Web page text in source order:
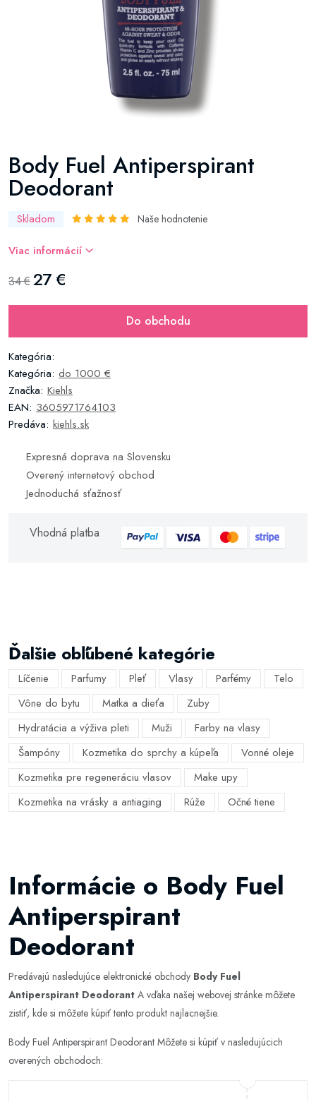
Body Fuel Antiperspirant
Deodorant
Skladom Naše hodnotenie
Viac informácií
34 €27 €
Do obchodu
Kategória:
Kategória: do 1000 €
Značka: Kiehls
EAN: 3605971764103
Predáva: kiehls.sk
Expresná doprava na Slovensku
Overený internetový obchod
Jednoduchá sťažnosť
Vhodná platba
Ďalšie obľúbené kategórie
Líčenie Parfumy Pleť Vlasy Parfémy
Telo
Vône do bytu
Matka a dieťa
Zuby
Hydratácia a výživa pleti
Muži
Farby na vlasy
Šampóny
Kozmetika do sprchy a kúpeľa
Vonné oleje
Kozmetika pre regeneráciu vlasov
Make upy
Kozmetika na vrásky a antiaging
Rúže Očné tiene
Informácie o Body Fuel
Antiperspirant
Deodorant
Predávajú nasledujúce elektronické obchody Body Fuel
Antiperspirant Deodorant A vďaka našej webovej stránke môžete
zistiť, kde si môžete kúpiť tento produkt najlacnejšie.
Body Fuel Antiperspirant Deodorant Môžete si kúpiť v nasledujúcich
overených obchodoch: